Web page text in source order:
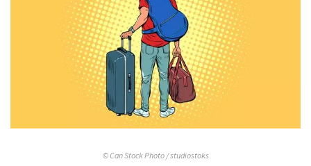
© Can Stock Photo / studiostoks